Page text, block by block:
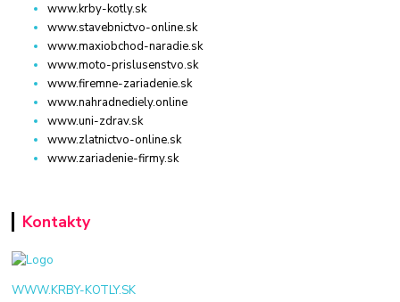
www.krby-kotly.sk
www.stavebnictvo-online.sk
www.maxiobchod-naradie.sk
www.moto-prislusenstvo.sk
www.firemne-zariadenie.sk
www.nahradnediely.online
www.uni-zdrav.sk
www.zlatnictvo-online.sk
www.zariadenie-firmy.sk
Kontakty
WWW.KRBY-KOTLY.SK